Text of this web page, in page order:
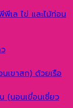
เล ไข่ และไม้ท่อน
เขาสก) ด้วยเรือ
(นอนเขี่อนเชี่ยว